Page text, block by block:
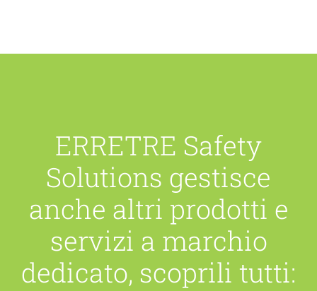
ERRETRE Safety
Solutions gestisce
anche altri prodotti e
servizi a marchio
dedicato, scoprili tutti: